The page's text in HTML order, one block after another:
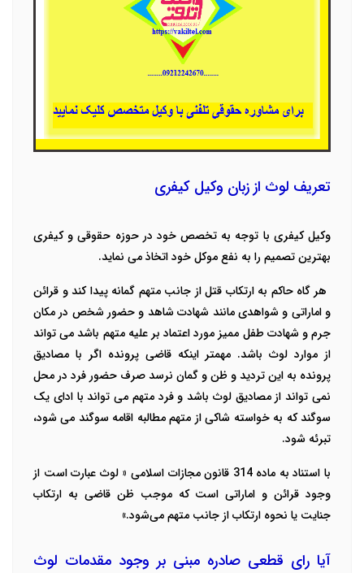
تعریف لوث از زبان وکیل کیفری
وکیل کیفری با توجه به تخصص خود در حوزه حقوقی و کیفری
بهترین تصمیم را به نفع موکل خود اتخاذ می نماید.
هر گاه حاکم به ارتکاب قتل از جانب متهم گمانه پیدا کند و قرائن
و اماراتی و شواهدی مانند شهادت شاهد و حضور شخص در مکان
جرم و شهادت طفل ممیز مورد اعتماد بر علیه متهم باشد می تواند
از موارد لوث باشد. مهمتر اینکه قاضی پرونده اگر با مصادیق
پرونده به این تردید و ظن و گمان نرسد صرف حضور فرد در محل
نمی تواند از مصادیق لوث باشد و فرد متهم می تواند با ادای یک
سوگند که به خواسته شاکی از متهم مطالبه اقامه سوگند می شود،
تبرئه شود.
با استناد به ماده 314 قانون مجازات اسلامی « لوث عبارت است از
وجود قرائن و اماراتی است که موجب ظن قاضی به ارتکاب
جنایت یا نحوه ارتکاب از جانب متهم می‌شود.»
آیا رای قطعی صادره مبنی بر وجود مقدمات لوث